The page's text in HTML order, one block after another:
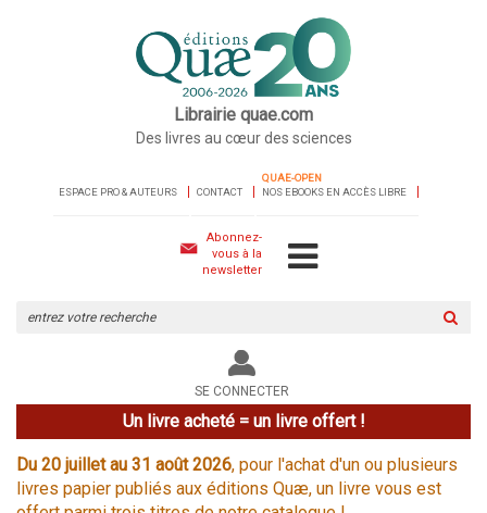
Librairie quae.com
Des livres au cœur des sciences
ESPACE PRO & AUTEURS CONTACT
QUAE-OPEN
NOS EBOOKS EN ACCÈS LIBRE
Abonnez-
vous à la
newsletter
le
site
SE CONNECTER
Un livre acheté = un livre offert !
Du 20 juillet au 31 août 2026, pour l'achat d'un ou plusieurs
livres papier publiés aux éditions Quæ, un livre vous est